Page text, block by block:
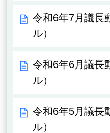
令和6年7月議長
ル）
令和6年6月議長
ル）
令和6年5月議長
ル）